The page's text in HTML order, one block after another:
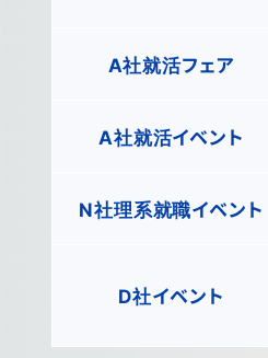
A社就活フェア
A社就活イベント
N社理系就職イベント
D社イベント